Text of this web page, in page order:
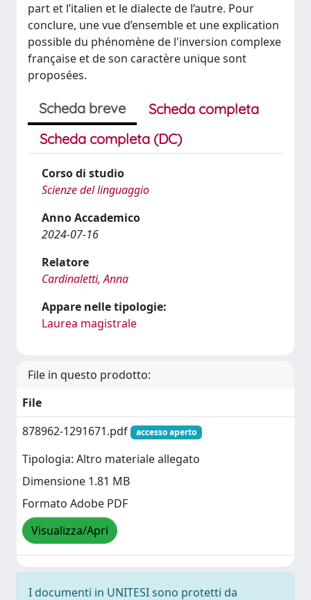
part et l’italien et le dialecte de l’autre. Pour
conclure, une vue d’ensemble et une explication
possible du phénomène de l'inversion complexe
française et de son caractère unique sont
proposées.
Scheda breve
Scheda completa
Scheda completa (DC)
Corso di studio
Scienze del linguaggio
Anno Accademico
2024-07-16
Relatore
Cardinaletti, Anna
Appare nelle tipologie:
Laurea magistrale
File in questo prodotto:
File
878962-1291671.pdf
accesso aperto
Tipologia: Altro materiale allegato
Dimensione 1.81 MB
Formato Adobe PDF
Visualizza/Apri
I documenti in UNITESI sono protetti da